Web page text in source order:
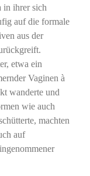
in ihrer sich
auf die formale
aus der
etwa ein
Vaginen à
wanderte und
wie auch
machten
auf